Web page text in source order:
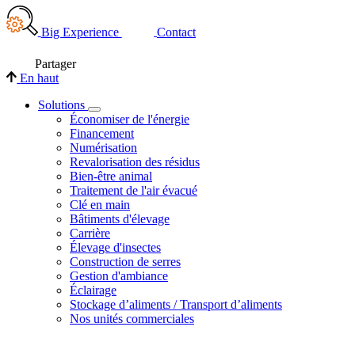
Big Experience Contact
Partager
En haut
Solutions
Économiser de l'énergie
Financement
Numérisation
Revalorisation des résidus
Bien-être animal
Traitement de l'air évacué
Clé en main
Bâtiments d'élevage
Carrière
Élevage d'insectes
Construction de serres
Gestion d'ambiance
Éclairage
Stockage d’aliments / Transport d’aliments
Nos unités commerciales